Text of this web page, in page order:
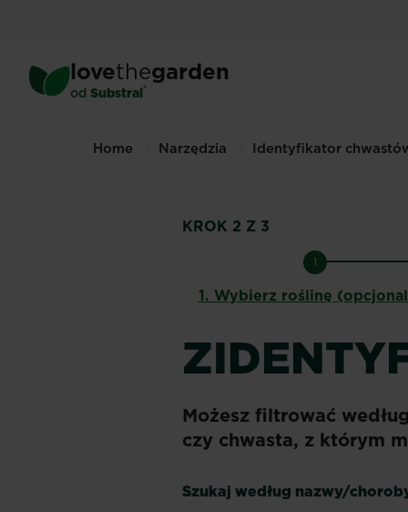
content
lovethegarden
od Substral®
Home Narzędzia Identyfikator
KROK 2 Z 3
1
1. Wybierz roślinę
Możesz filtrować
czy chwasta, z którym
Szukaj według nazwy/